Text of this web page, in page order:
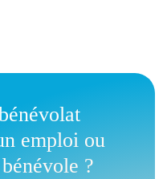
emploi ou
?